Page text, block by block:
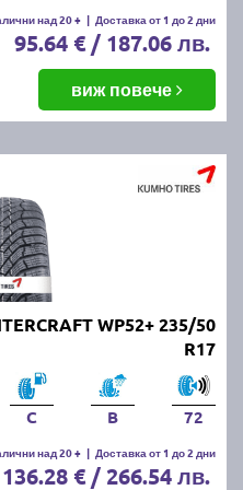
над 20 + | Доставка от 1 до 2 дни
95.64 € / 187.06 лв.
виж повече
WP52+ 235/50
R17
C B 72
над 20 + | Доставка от 1 до 2 дни
136.28 € / 266.54 лв.